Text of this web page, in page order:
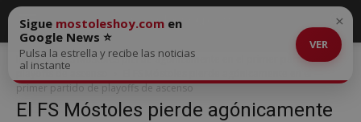
Inicio
El FS Móstoles pierde agónicamente en el primer partido de
playoffs de ascenso
primer partido de playoffs de ascenso
El FS Móstoles pierde agónicamente
Sigue mostoleshoy.com en
Google News ⭐
Pulsa la estrella y recibe las noticias
al instante
VER
×